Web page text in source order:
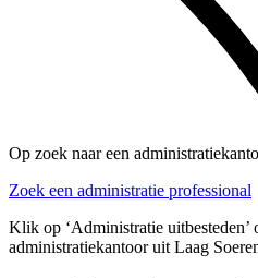
Op zoek naar een
Zoek een administratie professional
Klik op ‘Administratie uitbesteden’
administratiekantoor uit Laag